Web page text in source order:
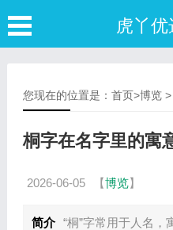
虎丫
您现在的位置是： 首页>博览>
桐字在名字里的寓
2026-06-05 【博览】
简介 “桐”字常用于人名，